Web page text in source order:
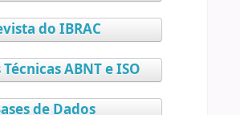
do IBRAC
ABNT e ISO
de Dados